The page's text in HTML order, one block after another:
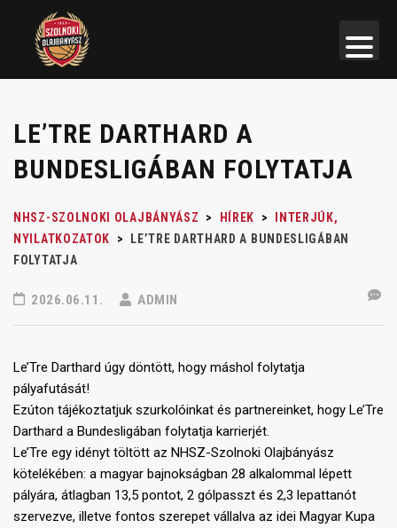
LE’TRE DARTHARD A
BUNDESLIGÁBAN FOLYTATJA
NHSZ-SZOLNOKI OLAJBÁNYÁSZ > HÍREK >
INTERJÚK,
NYILATKOZATOK
>
LE’TRE DARTHARD A BUNDESLIGÁBAN
FOLYTATJA
2026.06.11. ADMIN
Le’Tre Darthard úgy döntött, hogy máshol folytatja
pályafutását!
Ezúton tájékoztatjuk szurkolóinkat és partnereinket, hogy Le’Tre
Darthard a Bundesligában folytatja karrierjét.
Le’Tre egy idényt töltött az NHSZ-Szolnoki Olajbányász
kötelékében: a magyar bajnokságban 28 alkalommal lépett
pályára, átlagban 13,5 pontot, 2 gólpasszt és 2,3 lepattanót
szervezve, illetve fontos szerepet vállalva az idei Magyar Kupa